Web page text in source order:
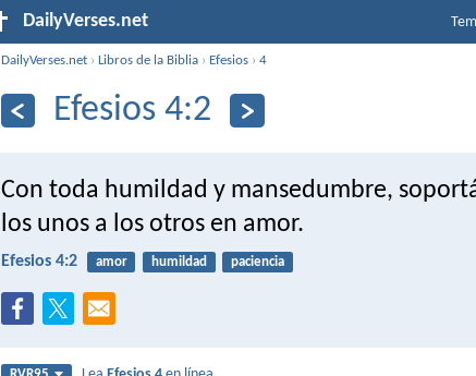
DailyVerses.net
DailyVerses.net ›Libros de la Biblia › Efesios ›4
Efesios 4:2
Con toda humildad y mansedumbre,
los unos a los otros en amor.
Efesios 4:2 amor humildad paciencia